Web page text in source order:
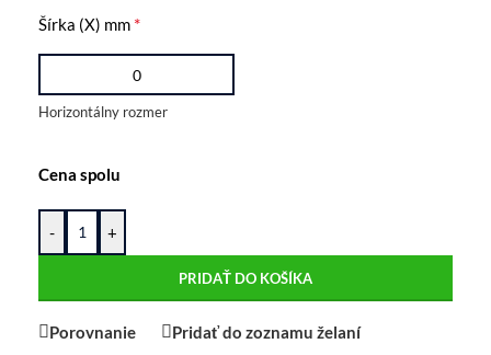
Šírka (X) mm *
Horizontálny rozmer
Cena spolu
- +
PRIDAŤ DO KOŠÍKA
Porovnanie Pridať do zoznamu želaní